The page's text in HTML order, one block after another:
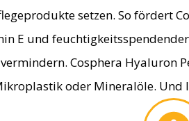
setzen. So fördert
E und
Cosphera Hyaluron
oder Mineralöle. Und